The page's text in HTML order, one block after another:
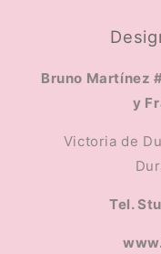
Bruno Martínez
y
Victoria de
Tel.